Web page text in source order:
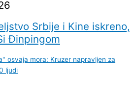
Srbije i Kine iskreno,
Đinpingom